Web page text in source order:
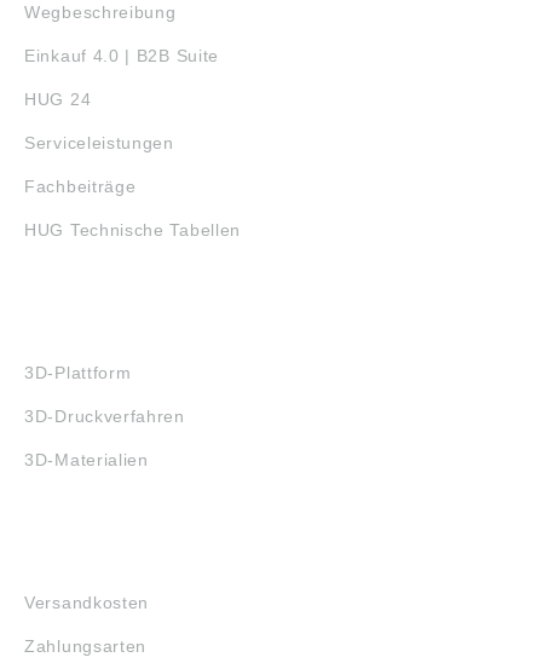
Wegbeschreibung
Einkauf 4.0 | B2B Suite
HUG 24
Serviceleistungen
Fachbeiträge
HUG Technische Tabellen
3D-Plattform
3D-Druckverfahren
3D-Materialien
Versandkosten
Zahlungsarten